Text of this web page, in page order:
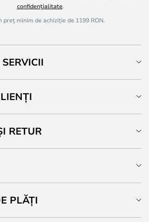
confidențialitate.
preț minim de achiziție de 1199 RON.
RETUR
PLĂȚI